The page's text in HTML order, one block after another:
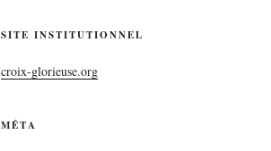
SITE INSTITUTIONNEL
croix-glorieuse.org
MÉTA